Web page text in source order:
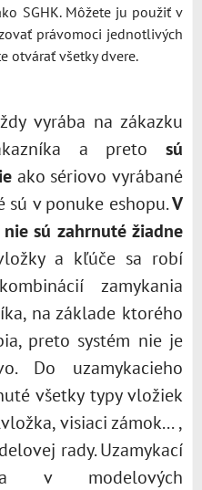
SGHK. Môžete ju použiť v
právomoci jednotlivých
otvárať všetky dvere.
vyrába na zákazku
a preto sú
ako sériovo vyrábané
sú v ponuke eshopu.V
sú zahrnuté žiadne
a kľúče sa robí
zamykania
na základe ktorého
preto systém nie je
Do uzamykacieho
všetky typy vložiek
visiaci zámok... ,
rady. Uzamykací
v modelových